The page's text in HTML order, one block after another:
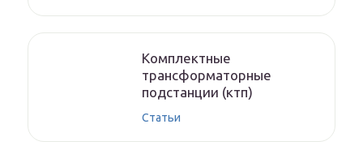
Комплектные
трансформаторные
подстанции (ктп)
Статьи